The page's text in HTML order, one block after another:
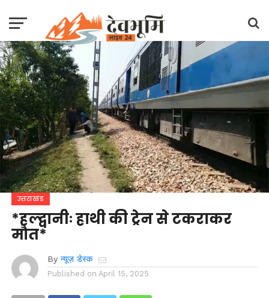
उत्तराखंड
*हल्द्वानीः हाथी की ट्रेन से टकराकर
मौत*
By न्यूज़ डेस्क
Published on April 15, 2025